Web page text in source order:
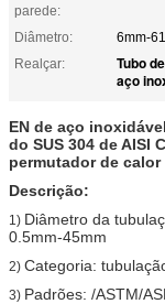
parede:
Diâmetro:
6mm-
Realçar:
Tubo
aço
EN de aço
do SUS 304 de AISI
permutador de calor
Descrição:
1) Diâmetro da
0.5mm-45mm
2) Categoria:
3) Padrões: /ASTM/